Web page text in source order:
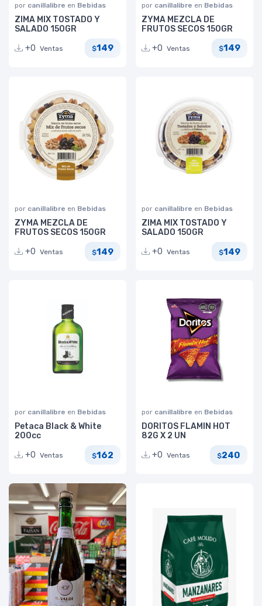
por canillalibre en Bebidas
ZIMA MIX TOSTADO Y
SALADO 150GR
+0 Ventas $149
por canillalibre en Bebidas
ZYMA MEZCLA DE
FRUTOS SECOS 150GR
+0 Ventas $149
por canillalibre en Bebidas
ZYMA MEZCLA DE
FRUTOS SECOS 150GR
+0 Ventas $149
por canillalibre en Bebidas
ZIMA MIX TOSTADO Y
SALADO 150GR
+0 Ventas $149
por canillalibre en Bebidas
Petaca Black & White
200cc
+0 Ventas $162
por canillalibre en Bebidas
DORITOS FLAMIN HOT
82G X 2 UN
+0 Ventas $240